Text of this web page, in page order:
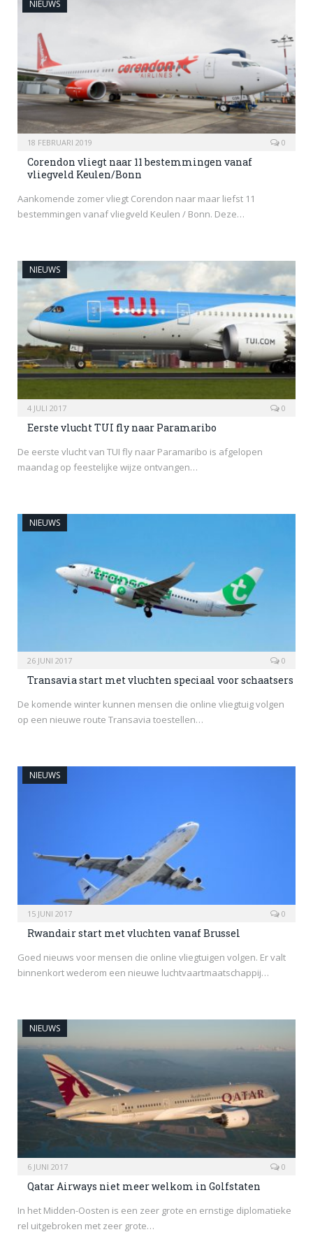
NIEUWS
18 FEBRUARI 2019 0
Corendon vliegt naar 11 bestemmingen vanaf
vliegveld Keulen/Bonn
Aankomende zomer vliegt Corendon naar maar liefst 11
bestemmingen vanaf vliegveld Keulen / Bonn. Deze…
NIEUWS
4 JULI 2017 0
Eerste vlucht TUI fly naar Paramaribo
De eerste vlucht van TUI fly naar Paramaribo is afgelopen
maandag op feestelijke wijze ontvangen…
NIEUWS
26 JUNI 2017 0
Transavia start met vluchten speciaal voor schaatsers
De komende winter kunnen mensen die online vliegtuig volgen
op een nieuwe route Transavia toestellen…
NIEUWS
15 JUNI 2017 0
Rwandair start met vluchten vanaf Brussel
Goed nieuws voor mensen die online vliegtuigen volgen. Er valt
binnenkort wederom een nieuwe luchtvaartmaatschappij…
NIEUWS
6 JUNI 2017 0
Qatar Airways niet meer welkom in Golfstaten
In het Midden-Oosten is een zeer grote en ernstige diplomatieke
rel uitgebroken met zeer grote…